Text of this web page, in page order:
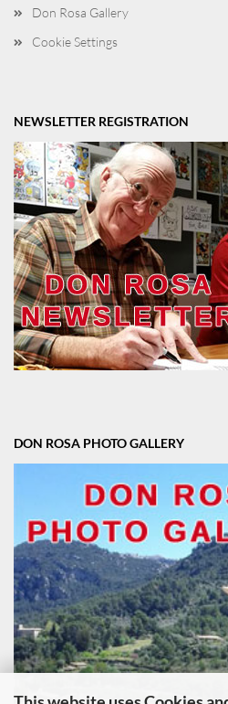
Don Rosa Gallery
Cookie Settings
NEWSLETTER REGISTRATION
DON ROSA PHOTO GALLERY